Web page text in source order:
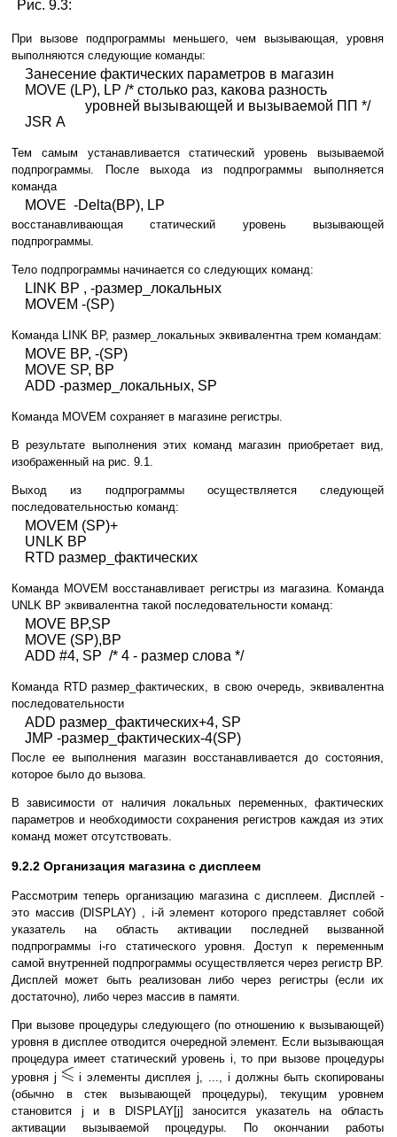
Рис. 9.3:
При вызове подпрограммы меньшего, чем вызывающая, уровня
выполняются следующие команды:
Занесение фактических параметров в магазин
MOVE (LP), LP /* столько раз, какова разность
уровней вызывающей и вызываемой ПП */
JSR A
Тем самым устанавливается статический уровень вызываемой
подпрограммы. После выхода из подпрограммы выполняется
команда
MOVE -Delta(BP), LP
восстанавливающая статический уровень вызывающей
подпрограммы.
Тело подпрограммы начинается со следующих команд:
LINK BP , -размер_локальных
MOVEM -(SP)
Команда LINK BP, размер_локальных эквивалентна трем командам:
MOVE BP, -(SP)
MOVE SP, BP
ADD -размер_локальных, SP
Команда MOVEM сохраняет в магазине регистры.
В результате выполнения этих команд магазин приобретает вид,
изображенный на рис. 9.1.
Выход из подпрограммы осуществляется следующей
последовательностью команд:
MOVEM (SP)+
UNLK BP
RTD размер_фактических
Команда MOVEM восстанавливает регистры из магазина. Команда
UNLK BP эквивалентна такой последовательности команд:
MOVE BP,SP
MOVE (SP),BP
ADD #4, SP /* 4 - размер слова */
Команда RTD размер_фактических, в свою очередь, эквивалентна
последовательности
ADD размер_фактических+4, SP
JMP -размер_фактических-4(SP)
После ее выполнения магазин восстанавливается до состояния,
которое было до вызова.
В зависимости от наличия локальных переменных, фактических
параметров и необходимости сохранения регистров каждая из этих
команд может отсутствовать.
9.2.2 Организация магазина с дисплеем
Рассмотрим теперь организацию магазина с дисплеем. Дисплей -
это массив (DISPLAY) , i-й элемент которого представляет собой
указатель на область активации последней вызванной
подпрограммы i-го статического уровня. Доступ к переменным
самой внутренней подпрограммы осуществляется через регистр BP.
Дисплей может быть реализован либо через регистры (если их
достаточно), либо через массив в памяти.
При вызове процедуры следующего (по отношению к вызывающей)
уровня в дисплее отводится очередной элемент. Если вызывающая
процедура имеет статический уровень i, то при вызове процедуры
уровня j
i элементы дисплея j, ..., i должны быть скопированы
(обычно в стек вызывающей процедуры), текущим уровнем
становится j и в DISPLAY[j] заносится указатель на область
активации вызываемой процедуры. По окончании работы